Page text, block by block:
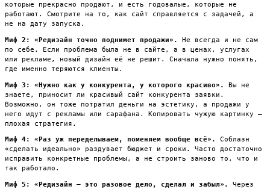
которые прекрасно продают, и есть годовалые, которые не
работают. Смотрите на то, как сайт справляется с задачей, а
не на дату запуска.
Миф 2: «Редизайн точно поднимет продажи».
Не всегда и не сам
по себе. Если проблема была не в сайте, а в ценах, услугах
или рекламе, новый дизайн её не решит. Сначала нужно понять,
где именно теряются клиенты.
Миф 3: «Нужно как у конкурента, у которого красиво».
Вы не
знаете, приносит ли красивый сайт конкурента заявки.
Возможно, он тоже потратил деньги на эстетику, а продажи у
него идут с рекламы или сарафана. Копировать чужую картинку —
плохая стратегия.
Миф 4: «Раз уж переделываем, поменяем вообще всё».
Соблазн
«сделать идеально» раздувает бюджет и сроки. Часто достаточно
исправить конкретные проблемы, а не строить заново то, что и
так работало.
Миф 5: «Редизайн — это разовое дело, сделал и забыл».
Через